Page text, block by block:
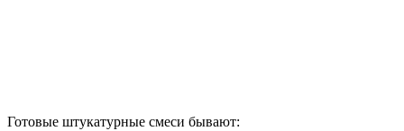
Готовые штукатурные смеси бывают: